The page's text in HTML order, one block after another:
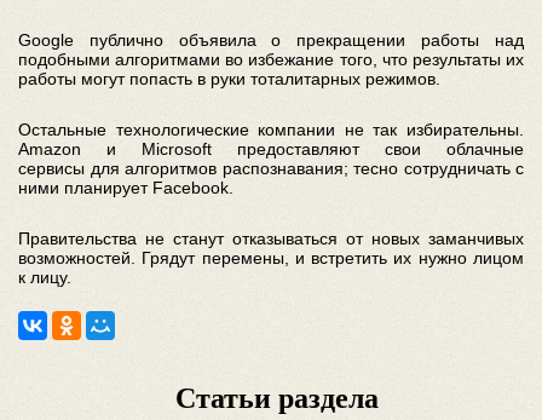
Google публично объявила о прекращении работы над
подобными алгоритмами во избежание того, что результаты их
работы могут попасть в руки тоталитарных режимов.
Остальные технологические компании не так избирательны.
Amazon и Microsoft предоставляют свои облачные
сервисы для алгоритмов распознавания; тесно сотрудничать с
ними планирует Facebook.
Правительства не станут отказываться от новых заманчивых
возможностей. Грядут перемены, и встретить их нужно лицом
к лицу.
Статьи раздела